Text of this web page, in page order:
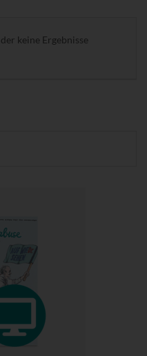
keine Ergebnisse